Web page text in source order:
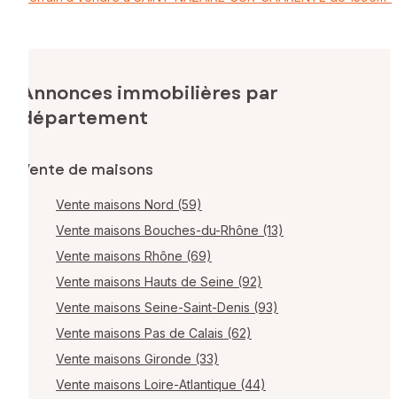
Annonces immobilières par
département
Vente de maisons
Vente maisons Nord (59)
Vente maisons Bouches-du-Rhône (13)
Vente maisons Rhône (69)
Vente maisons Hauts de Seine (92)
Vente maisons Seine-Saint-Denis (93)
Vente maisons Pas de Calais (62)
Vente maisons Gironde (33)
Vente maisons Loire-Atlantique (44)